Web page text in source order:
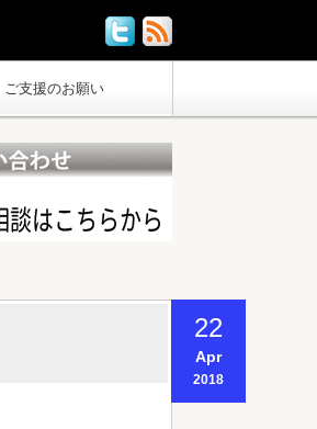
ご支援のお願い
22
Apr
2018